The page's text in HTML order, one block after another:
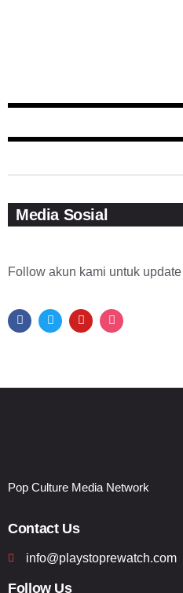
Media Sosial
Follow akun kami untuk
Pop Culture Media Network
Contact Us
info@playstoprewatch.com
Follow Us